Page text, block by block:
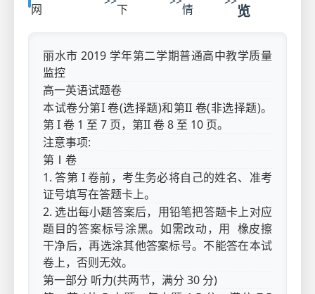
网
下
情
览
丽水市 2019 学年第二学期普通高中教学质量
监控
高一英语试题卷
本试卷分第I 卷(选择题)和第II 卷(非选择题)。
第 I 卷 1 至 7 页，第II 卷 8 至 10 页。
注意事项:
第Ⅰ卷
1. 答第 I 卷前，考生务必将自己的姓名、准考
证号填写在答题卡上。
2. 选出每小题答案后，用铅笔把答题卡上对应
题目的答案标号涂黑。如需改动，用 橡皮擦
干净后，再选涂其他答案标号。不能答在本试
卷上，否则无效。
第一部分 听力(共两节，满分 30 分)